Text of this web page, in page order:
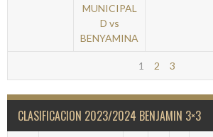
MUNICIPAL
D vs
BENYAMINA
1 2 3
CLASIFICACION 2023/2024 BENJAMIN 3×3